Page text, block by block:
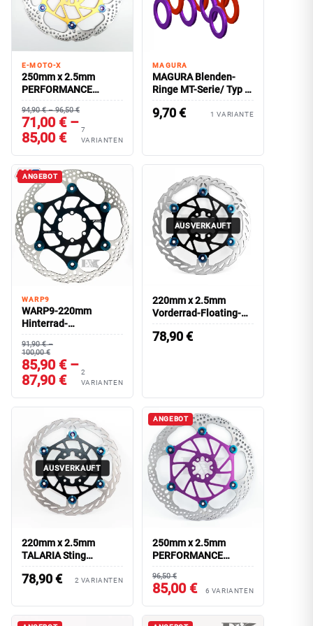
E-MOTO-X
250mm x 2.5mm
PERFORMANCE
Vorderrad Floating-
Bremsscheibe
94,90 € – 96,50 €
71,00 € –
85,00 €
7
VARIANTEN
MAGURA
MAGURA Blenden-
Ringe MT-Serie/ Typ 4-
Kolben-Bremszange
9,70€ 1 VARIANTE
ANGEBOT
WARP9
WARP9-220mm
Hinterrad-
Bremsscheibe SUR-
RON Light Bee/ E-Ride
Pro
91,90 € –
100,00 €
85,90 € –
87,90 €
2
VARIANTEN
AUSVERKAUFT
220mm x 2.5mm
Vorderrad-Floating-
Bremsscheibe
78,90€
AUSVERKAUFT
220mm x 2.5mm
TALARIA Sting
Hinterrad-Floating-
Bremsscheibe
78,90€ 2 VARIANTEN
ANGEBOT
250mm x 2.5mm
PERFORMANCE
Hinterrad Floating-
Bremsscheibe Light
Bee
96,50 €
85,00 € 6 VARIANTEN